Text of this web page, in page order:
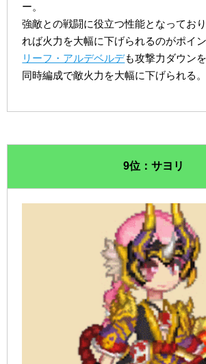
ー。
強敵との戦闘に役立つ性能となってお
れば火力を大幅に下げられるのがポイン
リーフ・アルデベルデも攻撃力ダウン
同時編成で敵火力を大幅に下げられる。
9位：サヨリ